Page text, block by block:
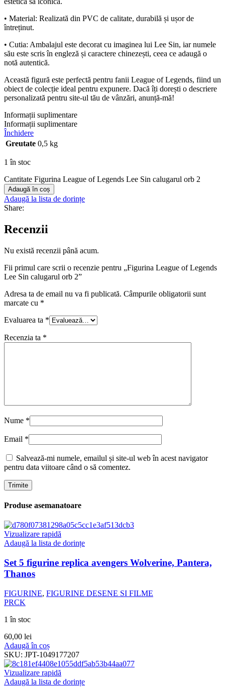
• Material: Realizată din PVC de calitate, durabilă și ușor de
întreținut.
• Cutia: Ambalajul este decorat cu imaginea lui Lee Sin, iar numele
său este scris în engleză și caractere chinezești, ceea ce adaugă o
notă autentică.
Această figură este perfectă pentru fanii League of Legends, fiind un
obiect de colecție ideal pentru expunere. Dacă îți dorești o descriere
personalizată pentru site-ul tău de vânzări, anunță-mă!
Informații suplimentare
Informații suplimentare
Închidere
Greutate 0,5 kg
1 în stoc
Cantitate Figurina League of Legends Lee Sin calugarul orb 2
Adaugă în coș
Adaugă la lista de dorințe
Share:
Recenzii
Nu există recenzii până acum.
Fii primul care scrii o recenzie pentru „Figurina League of Legends
Lee Sin calugarul orb 2”
Adresa ta de email nu va fi publicată. Câmpurile obligatorii sunt
marcate cu *
Evaluarea ta *
Recenzia ta *
Nume *
Email *
Salvează-mi numele, emailul și site-ul web în acest navigator
pentru data viitoare când o să comentez.
Produse asemanatoare
Vizualizare rapidă
Adaugă la lista de dorințe
Set 5 figurine replica avengers Wolverine, Pantera,
Thanos
FIGURINE, FIGURINE DESENE SI FILME
PRCK
1 în stoc
60,00 lei
Adaugă în coș
SKU: JPT-1049177207
Vizualizare rapidă
Adaugă la lista de dorințe